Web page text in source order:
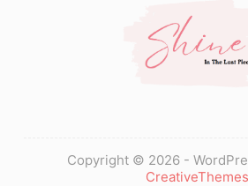
Copyright © 2026 -
CreativeThemes